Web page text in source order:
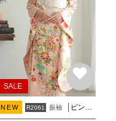
SALE
NEW R2061 振袖